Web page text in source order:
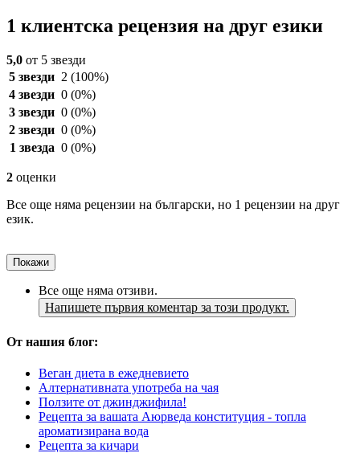
1 клиентска рецензия на друг езики
5,0 от 5 звезди
5 звезди 2 (100%)
4 звезди 0 (0%)
3 звезди 0 (0%)
2 звезди 0 (0%)
1 звезда 0 (0%)
2 оценки
Все още няма рецензии на български, но 1 рецензии на друг
език.
Покажи
Все още няма отзиви.
Напишете първия коментар за този продукт.
От нашия блог:
Веган диета в ежедневието
Алтернативната употреба на чая
Ползите от джинджифила!
Рецепта за вашата Аюрведа конституция - топла
ароматизирана вода
Рецепта за кичари